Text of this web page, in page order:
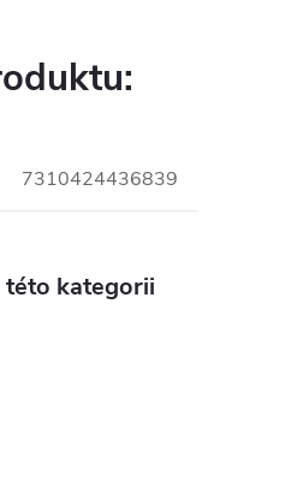
7310424436839
kategorii